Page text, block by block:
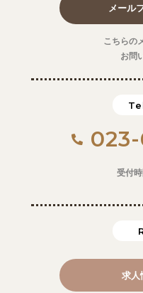
メール
こちらの
お問
受付
求人